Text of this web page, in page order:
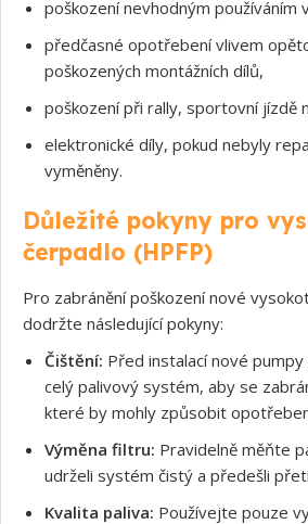
poškození nevhodným používáním
předčasné opotřebení vlivem
poškozených montážních dílů,
poškození při rally, sportovní jízdě
elektronické díly, pokud nebyly
vyměněny.
Důležité pokyny pro
čerpadlo (HPFP)
Pro zabránění poškození nové
dodržte následující pokyny:
Čištění: Před instalací nové
celý palivový systém, aby se
které by mohly způsobit
Výměna filtru: Pravidelně měňte
udrželi systém čistý a předešli
Kvalita paliva: Používejte pouze
Souhlasím s GDPR